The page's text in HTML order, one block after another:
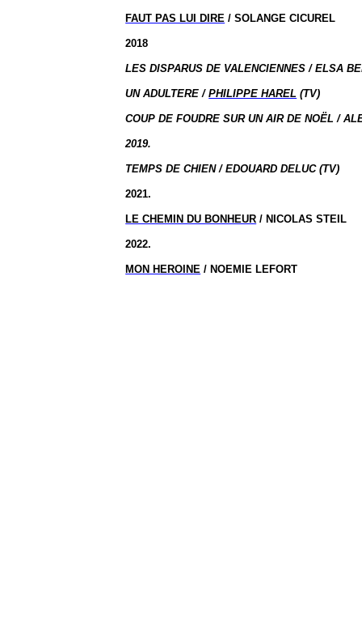
FAUT PAS LUI DIRE / SOLANGE CICUREL
2018
LES DISPARUS DE VALENCIENNES / ELSA
UN ADULTERE /PHILIPPE HAREL (TV)
COUP DE FOUDRE SUR UN AIR DE NOËL /
2019.
TEMPS DE CHIEN / EDOUARD DELUC (TV)
2021.
LE CHEMIN DU BONHEUR / NICOLAS STEIL
2022.
MON HEROINE / NOEMIE LEFORT